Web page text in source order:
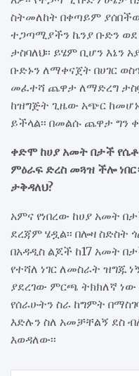
ስትመለከት በቀጣይም
ተጋጣሚያችን ኬንያ ቡድን ወደ
ታስባለህ፡፡ ይሄም ቢሆን እኔን
ቡድኑን ለማቀናጀት በሀገር
መፈተሻ ጨዋታ ለማድረግ
ከዝግጅት ጊዜው አጭር
ይችላል፡፡ በመልሱ ጨዋታ ግን
ቀድሞ ከሀያ አመት በታች
ምዕራፍ ድረስ መጓዝ ችሎ
ታቅዳለህ?
አምና የነበረው ከሀያ አመት
ደረጃም ሄዷል፡፡ በሎዛ
በአዳዲስ ልጆች ከ17 አመት
የተሻለ ነገር ለመስራት ዝግጁ
ያደረገው ምርጫ ትክክለኛ ነው
የሰራሁትን ስራ ከግምት
እድሉን ስለ አመቻቸልኝ ደስ
እወዳለው፡፡